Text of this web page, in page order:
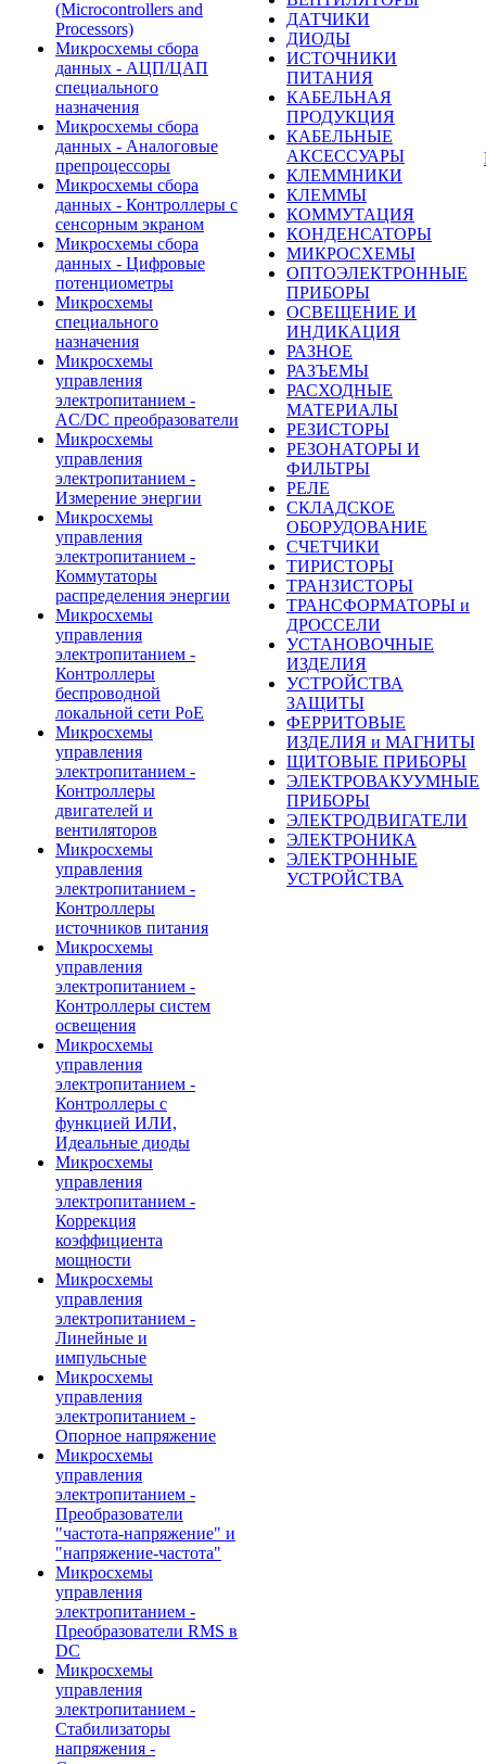
(Microcontrollers and
Processors)
Микросхемы сбора
данных - АЦП/ЦАП
специального
назначения
Микросхемы сбора
данных - Аналоговые
препроцессоры
Микросхемы сбора
данных - Контроллеры с
сенсорным экраном
Микросхемы сбора
данных - Цифровые
потенциометры
Микросхемы
специального
назначения
Микросхемы
управления
электропитанием -
AC/DC преобразователи
Микросхемы
управления
электропитанием -
Измерение энергии
Микросхемы
управления
электропитанием -
Коммутаторы
распределения энергии
Микросхемы
управления
электропитанием -
Контроллеры
беспроводной
локальной сети PoE
Микросхемы
управления
электропитанием -
Контроллеры
двигателей и
вентиляторов
Микросхемы
управления
электропитанием -
Контроллеры
источников питания
Микросхемы
управления
электропитанием -
Контроллеры систем
освещения
Микросхемы
управления
электропитанием -
Контроллеры с
функцией ИЛИ,
Идеальные диоды
Микросхемы
управления
электропитанием -
Коррекция
коэффициента
мощности
Микросхемы
управления
электропитанием -
Линейные и
импульсные
Микросхемы
управления
электропитанием -
Опорное напряжение
Микросхемы
управления
электропитанием -
Преобразователи
"частота-напряжение" и
"напряжение-частота"
Микросхемы
управления
электропитанием -
Преобразователи RMS в
DC
Микросхемы
управления
электропитанием -
Стабилизаторы
напряжения -
ДАТЧИКИ
ДИОДЫ
ИСТОЧНИКИ
ПИТАНИЯ
КАБЕЛЬНАЯ
ПРОДУКЦИЯ
КАБЕЛЬНЫЕ
АКСЕССУАРЫ
КЛЕММНИКИ
КЛЕММЫ
КОММУТАЦИЯ
КОНДЕНСАТОРЫ
МИКРОСХЕМЫ
ОПТОЭЛЕКТРОННЫЕ
ПРИБОРЫ
ОСВЕЩЕНИЕ И
ИНДИКАЦИЯ
РАЗНОЕ
РАЗЪЕМЫ
РАСХОДНЫЕ
МАТЕРИАЛЫ
РЕЗИСТОРЫ
РЕЗОНАТОРЫ И
ФИЛЬТРЫ
РЕЛЕ
СКЛАДСКОЕ
ОБОРУДОВАНИЕ
СЧЕТЧИКИ
ТИРИСТОРЫ
ТРАНЗИСТОРЫ
ТРАНСФОРМАТОРЫ и
ДРОССЕЛИ
УСТАНОВОЧНЫЕ
ИЗДЕЛИЯ
УСТРОЙСТВА
ЗАЩИТЫ
ФЕРРИТОВЫЕ
ИЗДЕЛИЯ и МАГНИТЫ
ЩИТОВЫЕ ПРИБОРЫ
ЭЛЕКТРОВАКУУМНЫЕ
ПРИБОРЫ
ЭЛЕКТРОДВИГАТЕЛИ
ЭЛЕКТРОНИКА
ЭЛЕКТРОННЫЕ
УСТРОЙСТВА